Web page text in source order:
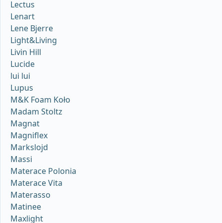
Lectus
Lenart
Lene Bjerre
Light&Living
Livin Hill
Lucide
lui lui
Lupus
M&K Foam Koło
Madam Stoltz
Magnat
Magniflex
Markslojd
Massi
Materace Polonia
Materace Vita
Materasso
Matinee
Maxlight